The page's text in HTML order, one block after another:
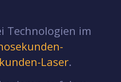
Technologien im
Laser.